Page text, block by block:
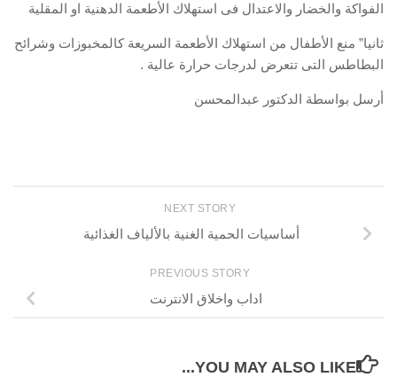
الفواكة والخضار والاعتدال فى استهلاك الأطعمة الدهنية او المقلية
ثانيا” منع الأطفال من استهلاك الأطعمة السريعة كالمخبوزات وشرائح
البطاطس التى تتعرض لدرجات حرارة عالية .
أرسل بواسطة الدكتور عبدالمحسن
NEXT STORY
أساسيات الحمية الغنية بالألياف الغذائية
PREVIOUS STORY
اداب واخلاق الانترنت
YOU MAY ALSO LIKE...